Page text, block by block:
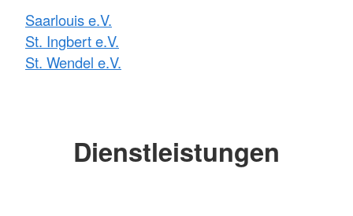
Saarlouis e.V.
St. Ingbert e.V.
St. Wendel e.V.
Dienstleistungen